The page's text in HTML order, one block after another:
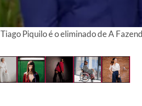
Tiago Piquilo é o eliminado de A